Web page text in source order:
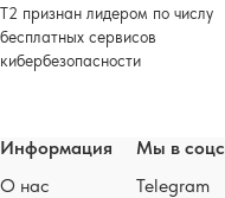
Т2 признан лидером по числу
бесплатных сервисов
кибербезопасности
Информация
О нас
Мы в
Telegram